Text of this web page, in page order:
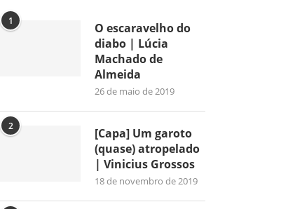
1
O escaravelho do
diabo | Lúcia
Machado de
Almeida
26 de maio de 2019
2
[Capa] Um garoto
(quase) atropelado
| Vinicius Grossos
18 de novembro de 2019